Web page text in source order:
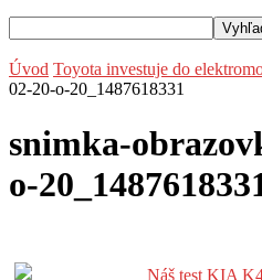
Úvod Toyota investuje do
02-20-o-20_1487618331
snimka-
o-